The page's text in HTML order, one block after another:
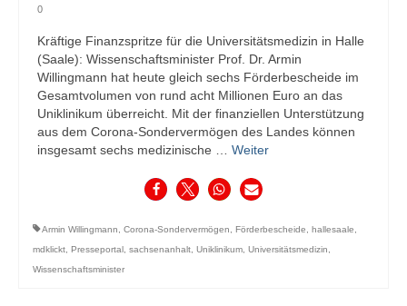
0
Kräftige Finanzspritze für die Universitätsmedizin in Halle
(Saale): Wissenschaftsminister Prof. Dr. Armin
Willingmann hat heute gleich sechs Förderbescheide im
Gesamtvolumen von rund acht Millionen Euro an das
Uniklinikum überreicht. Mit der finanziellen Unterstützung
aus dem Corona-Sondervermögen des Landes können
insgesamt sechs medizinische … Weiter
Armin Willingmann Corona-Sondervermögen Förderbescheide hallesaale
mdklickt Presseportal sachsenanhalt Uniklinikum Universitätsmedizin
Wissenschaftsminister